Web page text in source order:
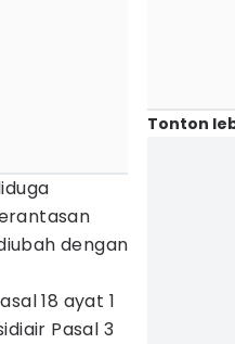
dengan
18 ayat 1
Pasal 3
Tonton